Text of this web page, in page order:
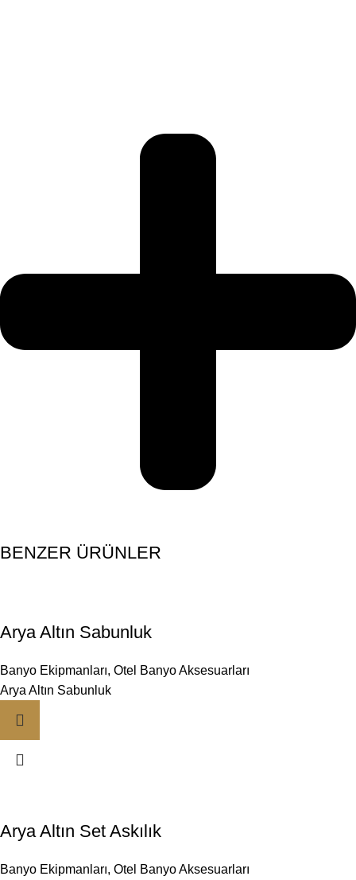
BENZER ÜRÜNLER
Arya Altın Sabunluk
Banyo Ekipmanları, Otel Banyo Aksesuarları
Arya Altın Sabunluk
Arya Altın Set Askılık
Banyo Ekipmanları, Otel Banyo Aksesuarları